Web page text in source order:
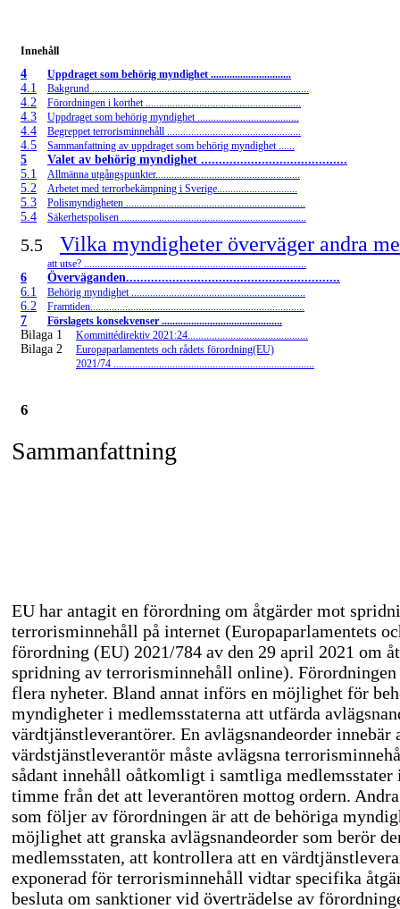
Innehåll
4 Uppdraget som behörig myndighet ..............................
4.1 Bakgrund .................................................................................
4.2 Förordningen i korthet ..........................................................
4.3 Uppdraget som behörig myndighet ......................................
4.4 Begreppet terrorisminnehåll ..................................................
4.5 Sammanfattning av uppdraget som behörig myndighet ......
5
Valet av behörig myndighet .........................................
5.1
Allmänna utgångspunkter......................................................
5.2 Arbetet med terrorbekämpning i Sverige..............................
5.3 Polismyndigheten ...................................................................
5.4 Säkerhetspolisen .....................................................................
5.5 Vilka myndigheter överväger andra
att utse? ...................................................................................
6
Överväganden............................................................
6.1
Behörig myndighet .................................................................
6.2 Framtiden................................................................................
7 Förslagets konsekvenser .............................................
Bilaga 1 Kommittédirektiv 2021:24.............................................
Bilaga 2
Europaparlamentets och rådets förordning(EU)
2021/74 ...........................................................................
6
Sammanfattning
EU har antagit en förordning om åtgärder mot
terrorisminnehåll på internet (Europaparlamentets
förordning (EU) 2021/784 av den 29 april 2021 om
spridning av terrorisminnehåll online).
flera nyheter. Bland annat införs en möjlighet för
myndigheter i medlemsstaterna att utfärda
värdtjänstleverantörer. En avlägsnandeorder innebär
värdstjänstleverantör måste avlägsna
sådant innehåll oåtkomligt i samtliga medlemsstater
timme från det att leverantören mottog ordern.
som följer av förordningen är att de behöriga
möjlighet att granska avlägsnandeorder som berör
medlemsstaten, att kontrollera att en
exponerad för terrorisminnehåll vidtar specifika
besluta om sanktioner vid överträdelse av